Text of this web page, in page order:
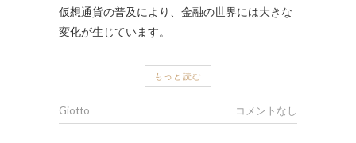
仮想通貨の普及により、金融の世界には大きな
変化が生じています。
もっと読む
Giotto コメントなし